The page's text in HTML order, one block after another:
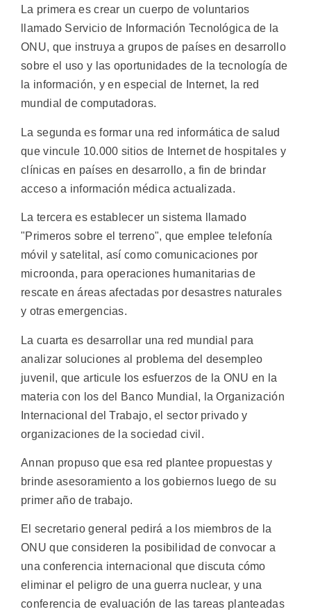
La primera es crear un cuerpo de voluntarios
llamado Servicio de Información Tecnológica de la
ONU, que instruya a grupos de países en desarrollo
sobre el uso y las oportunidades de la tecnología de
la información, y en especial de Internet, la red
mundial de computadoras.
La segunda es formar una red informática de salud
que vincule 10.000 sitios de Internet de hospitales y
clínicas en países en desarrollo, a fin de brindar
acceso a información médica actualizada.
La tercera es establecer un sistema llamado
"Primeros sobre el terreno", que emplee telefonía
móvil y satelital, así como comunicaciones por
microonda, para operaciones humanitarias de
rescate en áreas afectadas por desastres naturales
y otras emergencias.
La cuarta es desarrollar una red mundial para
analizar soluciones al problema del desempleo
juvenil, que articule los esfuerzos de la ONU en la
materia con los del Banco Mundial, la Organización
Internacional del Trabajo, el sector privado y
organizaciones de la sociedad civil.
Annan propuso que esa red plantee propuestas y
brinde asesoramiento a los gobiernos luego de su
primer año de trabajo.
El secretario general pedirá a los miembros de la
ONU que consideren la posibilidad de convocar a
una conferencia internacional que discuta cómo
eliminar el peligro de una guerra nuclear, y una
conferencia de evaluación de las tareas planteadas